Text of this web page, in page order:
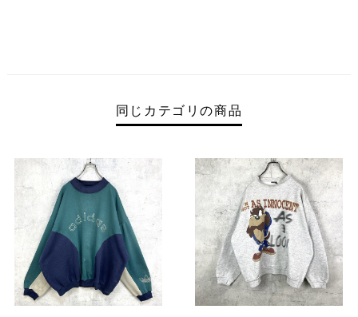
同じカテゴリの商品